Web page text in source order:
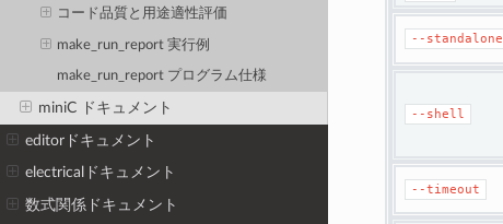
コード品質と用途適性評価
make_run_report 実行例
make_run_report プログラム仕様
miniC ドキュメント
editorドキュメント
electricalドキュメント
数式関係ドキュメント
--standalone
--shell
--timeout